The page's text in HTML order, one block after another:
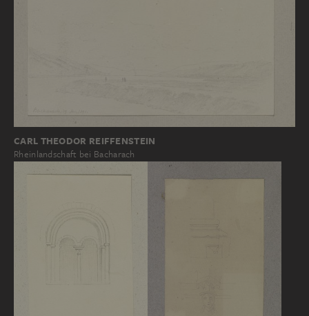
CARL THEODOR REIFFENSTEIN
Rheinlandschaft bei Bacharach